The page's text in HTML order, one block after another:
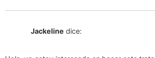
Jackeline dice: